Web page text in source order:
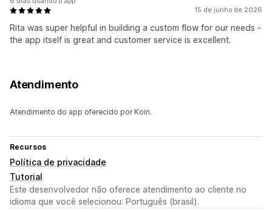
15 de junho de 2026
Rita was super helpful in building a custom flow for our needs -
the app itself is great and customer service is excellent.
Atendimento
Atendimento do app oferecido por Koin.
Recursos
Política de privacidade
Tutorial
Este desenvolvedor não oferece atendimento ao cliente no
idioma que você selecionou: Português (brasil).